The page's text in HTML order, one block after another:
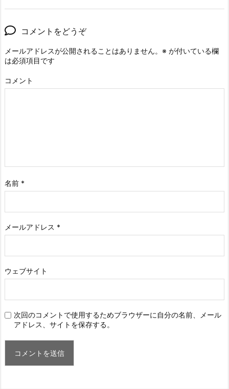
コメントをどうぞ
メールアドレスが公開されることはありません。 ※ が付いている欄
は必須項目です
コメント
名前 *
メールアドレス *
ウェブサイト
次回のコメントで使用するためブラウザーに自分の名前、メール
アドレス、サイトを保存する。